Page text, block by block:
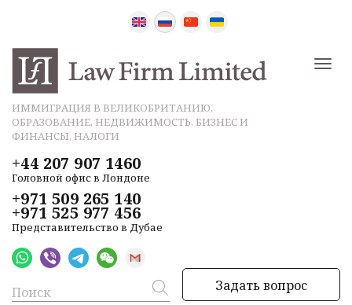
ИММИГРАЦИЯ В ВЕЛИКОБРИТАНИЮ,
ОБРАЗОВАНИЕ, НЕДВИЖИМОСТЬ, БИЗНЕС И
ФИНАНСЫ, НАЛОГИ
+44 207 907 1460
Головной офис в Лондоне
+971 509 265 140
+971 525 977 456
Представительство в Дубае
Задать вопрос